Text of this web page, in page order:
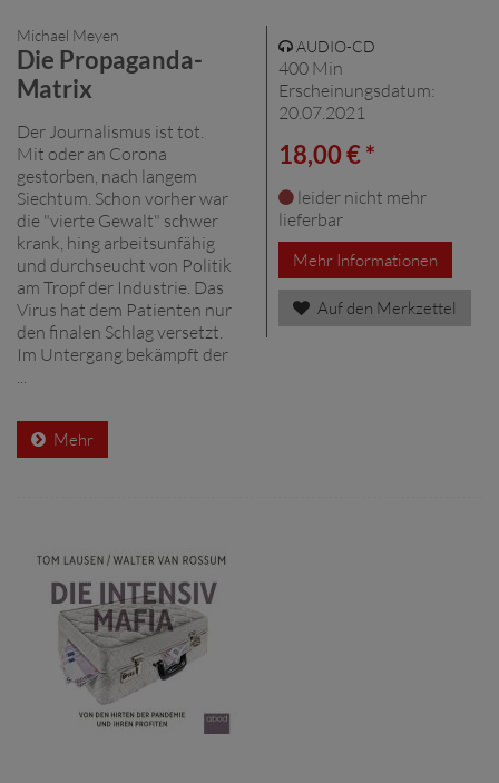
Michael Meyen
Die Propaganda-
Matrix
Der Journalismus ist tot.
Mit oder an Corona
gestorben, nach langem
Siechtum. Schon vorher war
die "vierte Gewalt" schwer
krank, hing arbeitsunfähig
und durchseucht von Politik
am Tropf der Industrie. Das
Virus hat dem Patienten nur
den finalen Schlag versetzt.
Im Untergang bekämpft der
Mehr
AUDIO-CD
400 Min
Erscheinungsdatum:
20.07.2021
18,00 € *
leider nicht mehr
lieferbar
Mehr Informationen
Auf den Merkzettel